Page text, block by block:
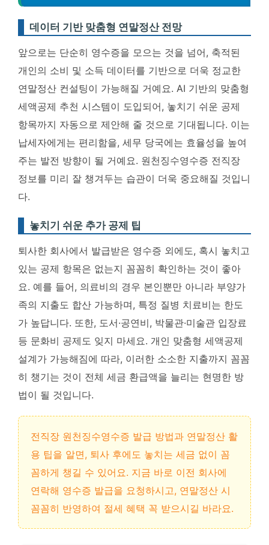
데이터 기반 맞춤형 연말정산 전망
앞으로는 단순히 영수증을 모으는 것을 넘어, 축적된
개인의 소비 및 소득 데이터를 기반으로 더욱 정교한
연말정산 컨설팅이 가능해질 거예요. AI 기반의 맞춤형
세액공제 추천 시스템이 도입되어, 놓치기 쉬운 공제
항목까지 자동으로 제안해 줄 것으로 기대됩니다. 이는
납세자에게는 편리함을, 세무 당국에는 효율성을 높여
주는 발전 방향이 될 거예요. 원천징수영수증 전직장
정보를 미리 잘 챙겨두는 습관이 더욱 중요해질 것입니
다.
놓치기 쉬운 추가 공제 팁
퇴사한 회사에서 발급받은 영수증 외에도, 혹시 놓치고
있는 공제 항목은 없는지 꼼꼼히 확인하는 것이 좋아
요. 예를 들어, 의료비의 경우 본인뿐만 아니라 부양가
족의 지출도 합산 가능하며, 특정 질병 치료비는 한도
가 높답니다. 또한, 도서·공연비, 박물관·미술관 입장료
등 문화비 공제도 잊지 마세요. 개인 맞춤형 세액공제
설계가 가능해짐에 따라, 이러한 소소한 지출까지 꼼꼼
히 챙기는 것이 전체 세금 환급액을 늘리는 현명한 방
법이 될 것입니다.
전직장 원천징수영수증 발급 방법과 연말정산 활
용 팁을 알면, 퇴사 후에도 놓치는 세금 없이 꼼
꼼하게 챙길 수 있어요. 지금 바로 이전 회사에
연락해 영수증 발급을 요청하시고, 연말정산 시
꼼꼼히 반영하여 절세 혜택 꼭 받으시길 바라요.